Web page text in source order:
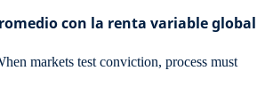
con la renta variable global